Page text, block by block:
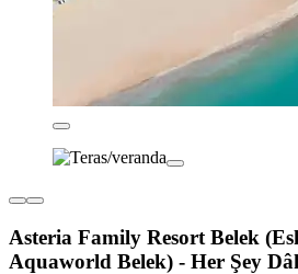
Asteria Family Resort Belek
Aquaworld Belek) - Her Şey